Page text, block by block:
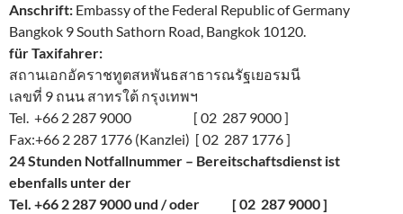
Anschrift: Embassy of the Federal Republic of Germany
Bangkok 9 South Sathorn Road, Bangkok 10120.
für Taxifahrer:
สถานเอกอัคราชทูตสหพันธสาธารณรัฐเยอรมนี
เลขที่ 9 ถนน สาทรใต้ กรุงเทพฯ
Tel. +66 2 287 9000 [ 02 287 9000 ]
Fax:+66 2 287 1776 (Kanzlei) [ 02 287 1776 ]
24 Stunden Notfallnummer – Bereitschaftsdienst ist
ebenfalls unter der
Tel. +66 2 287 9000 und / oder [ 02 287 9000 ]